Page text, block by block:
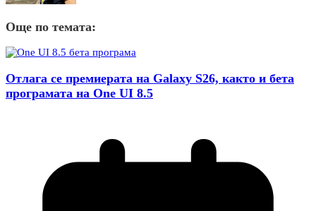
Още по темата:
Отлага се премиерата на Galaxy S26, както и бета
програмата на One UI 8.5